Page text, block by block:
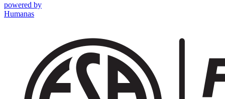
powered by
Humanas